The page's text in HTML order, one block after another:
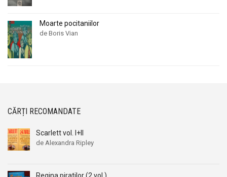
Moarte pocitaniilor
de Boris Vian
CĂRȚI RECOMANDATE
Scarlett vol. I+II
de Alexandra Ripley